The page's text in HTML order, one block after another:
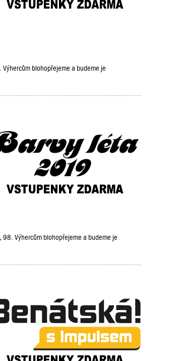
blohopřejeme a budeme je
Výhercům blohopřejeme a budeme je